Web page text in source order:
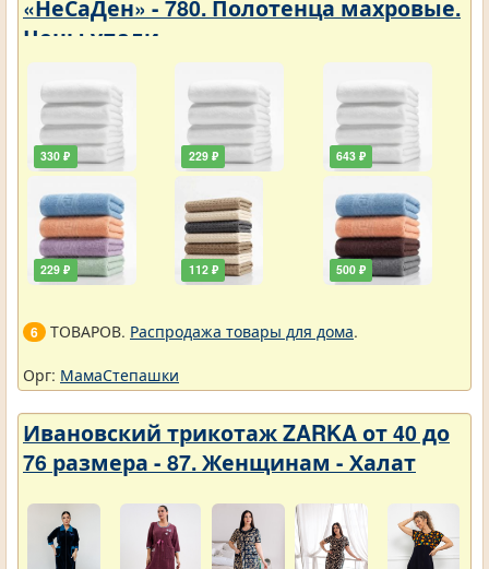
«НеСаДен» - 780. Полотенца махровые.
Цены упали
330 ₽
229 ₽
229 ₽
112 ₽
643 ₽
500 ₽
6 ТОВАРОВ. Распродажа товары для дома.
Орг: МамаСтепашки
Ивановский трикотаж ZARKA от 40 до
76 размера - 87. Женщинам - Халат